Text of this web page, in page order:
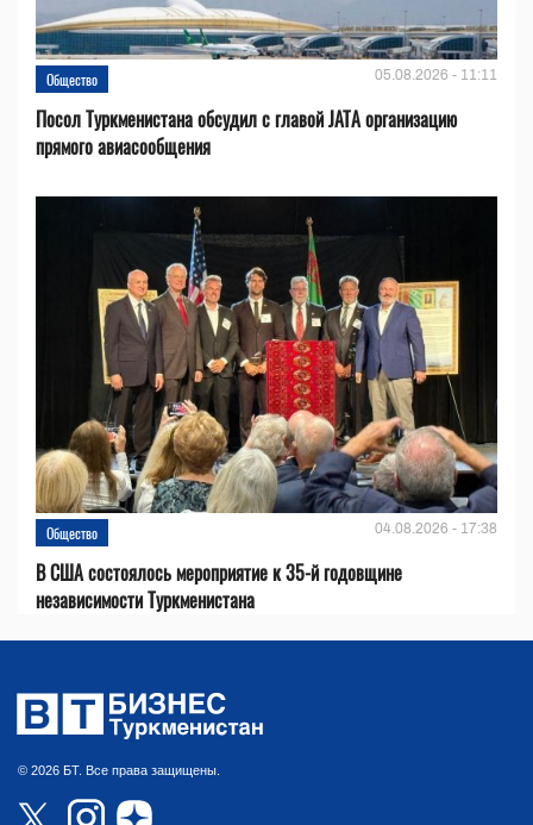
Общество 05.08.2026 - 11:11
Посол Туркменистана обсудил с главой JATA организацию
прямого авиасообщения
Общество 04.08.2026 - 17:38
В США состоялось мероприятие к 35-й годовщине
независимости Туркменистана
© 2026 БТ. Все права защищены.